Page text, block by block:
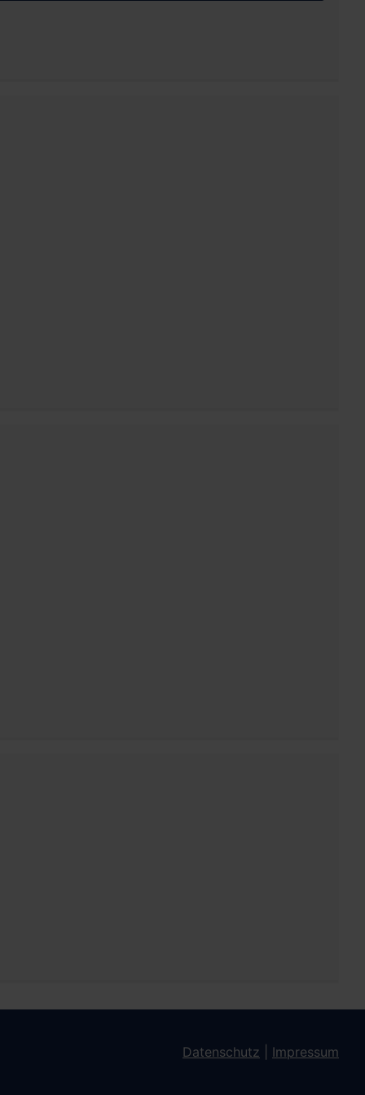
Datenschutz Impressum